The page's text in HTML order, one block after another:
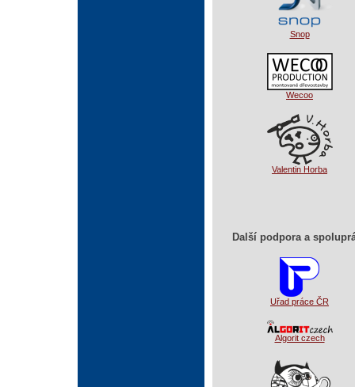
Snop
Wecoo
Valentin Horba
Další podpora a
Uřad práce ČR
Algorit czech